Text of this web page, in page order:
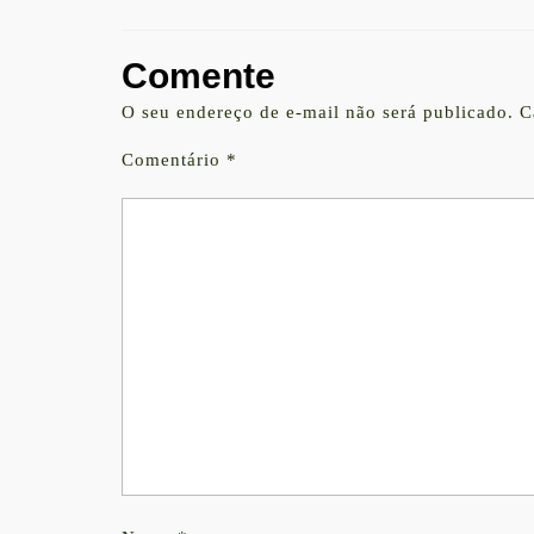
Comente
O seu endereço de e-mail não será publicado.
Comentário *